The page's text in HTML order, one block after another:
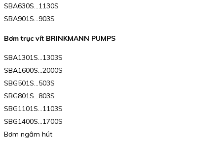
SBA630S…1130S
SBA901S…903S
Bơm trục vít BRINKMANN PUMPS
SBA1301S…1303S
SBA1600S…2000S
SBG501S…503S
SBG801S…803S
SBG1101S…1103S
SBG1400S…1700S
Bơm ngâm hút